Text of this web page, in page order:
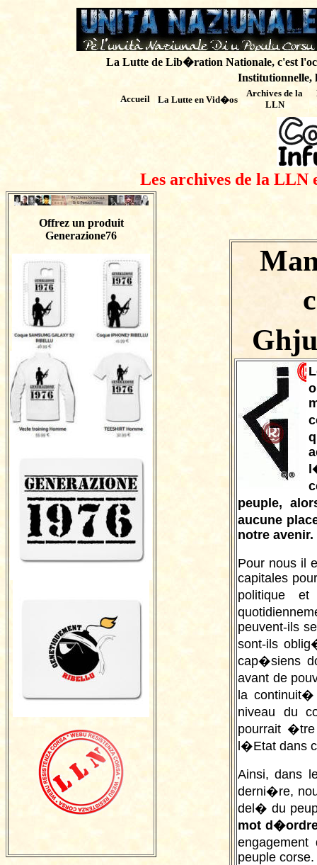
La Lutte de Lib�ration Nationale, c'est
Institutionnelle,
Accueil La Lutte en Vid�os
Archives de la
LLN
Les archives de la LLN
Offrez un produit
Generazione76
peuple,
aucune
notre avenir.
Pour nous il
capitales
politique et
peuvent-ils
sont-ils
cap�siens
avant de
la
niveau du
pourrait
l�Etat dans
Ainsi, dans
derni�re,
del� du
mot
peuple corse.